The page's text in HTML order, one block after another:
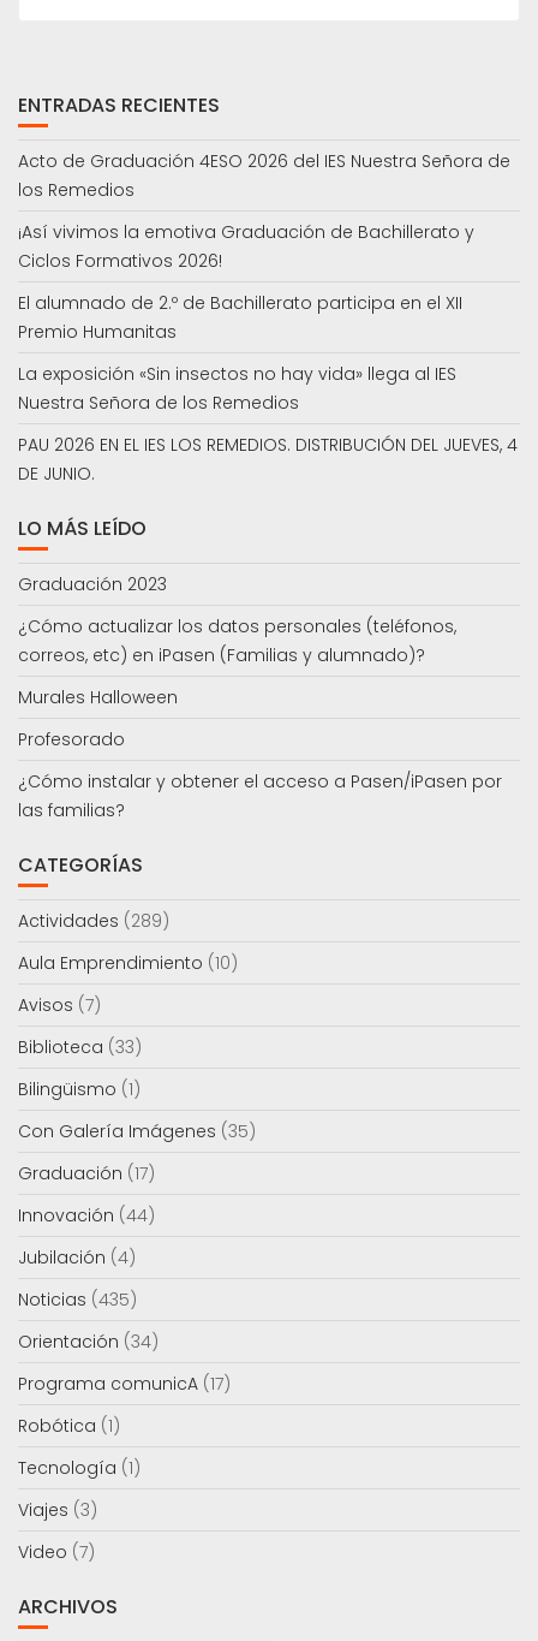
ENTRADAS RECIENTES
Acto de Graduación 4ESO 2026 del IES Nuestra Señora de
los Remedios
¡Así vivimos la emotiva Graduación de Bachillerato y
Ciclos Formativos 2026!
El alumnado de 2.º de Bachillerato participa en el XII
Premio Humanitas
La exposición «Sin insectos no hay vida» llega al IES
Nuestra Señora de los Remedios
PAU 2026 EN EL IES LOS REMEDIOS. DISTRIBUCIÓN DEL JUEVES, 4
DE JUNIO.
LO MÁS LEÍDO
Graduación 2023
¿Cómo actualizar los datos personales (teléfonos,
correos, etc) en iPasen (Familias y alumnado)?
Murales Halloween
Profesorado
¿Cómo instalar y obtener el acceso a Pasen/iPasen por
las familias?
CATEGORÍAS
Actividades (289)
Aula Emprendimiento (10)
Avisos (7)
Biblioteca (33)
Bilingüismo (1)
Con Galería Imágenes (35)
Graduación (17)
Innovación (44)
Jubilación (4)
Noticias (435)
Orientación (34)
Programa comunicA (17)
Robótica (1)
Tecnología (1)
Viajes (3)
Video (7)
ARCHIVOS